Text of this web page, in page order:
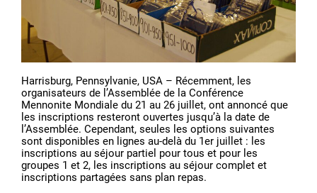
Harrisburg, Pennsylvanie, USA – Récemment, les
organisateurs de l’Assemblée de la Conférence
Mennonite Mondiale du 21 au 26 juillet, ont annoncé que
les inscriptions resteront ouvertes jusqu’à la date de
l’Assemblée. Cependant, seules les options suivantes
sont disponibles en lignes au-delà du 1er juillet : les
inscriptions au séjour partiel pour tous et pour les
groupes 1 et 2, les inscriptions au séjour complet et
inscriptions partagées sans plan repas.